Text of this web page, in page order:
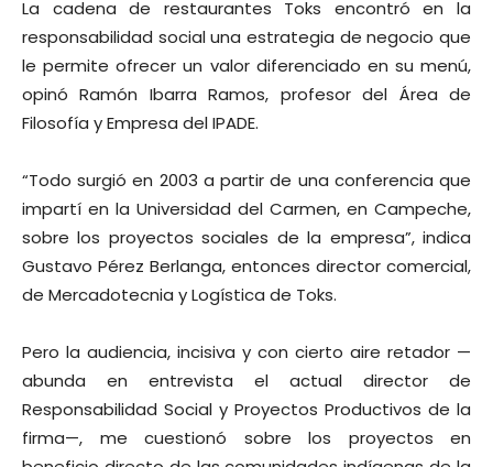
La cadena de restaurantes Toks encontró en la
responsabilidad social una estrategia de negocio que
le permite ofrecer un valor diferenciado en su menú,
opinó Ramón Ibarra Ramos, profesor del Área de
Filosofía y Empresa del IPADE.
“Todo surgió en 2003 a partir de una conferencia que
impartí en la Universidad del Carmen, en Campeche,
sobre los proyectos sociales de la empresa”, indica
Gustavo Pérez Berlanga, entonces director comercial,
de Mercadotecnia y Logística de Toks.
Pero la audiencia, incisiva y con cierto aire retador —
abunda en entrevista el actual director de
Responsabilidad Social y Proyectos Productivos de la
firma—, me cuestionó sobre los proyectos en